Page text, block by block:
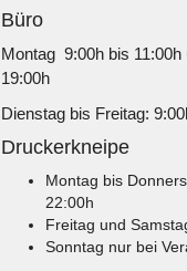
Büro
Montag 9:00h bis 11:00h
19:00h
Dienstag bis Freitag:
Druckerkneipe
Montag bis
22:00h
Freitag und
Sonntag nur bei